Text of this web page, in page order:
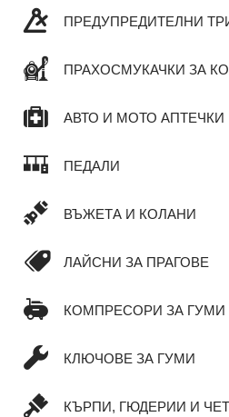
ПРЕДУПРЕДИТЕЛНИ
ПРАХОСМУКАЧКИ ЗА
АВТО И МОТО АПТЕЧКИ
ПЕДАЛИ
ВЪЖЕТА И КОЛАНИ
ЛАЙСНИ ЗА ПРАГОВЕ
КОМПРЕСОРИ ЗА ГУМИ
КЛЮЧОВЕ ЗА ГУМИ
КЪРПИ, ГЮДЕРИИ И